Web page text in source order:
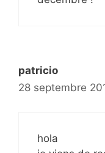
patricio
28 septembre
hola